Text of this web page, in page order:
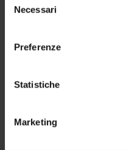
modificare o revocare il
momento dalla
raccogliere
geografica, con
Identificare il tuo
delNecessari
Preferenze
Statistiche
Marketing
LABORATORI